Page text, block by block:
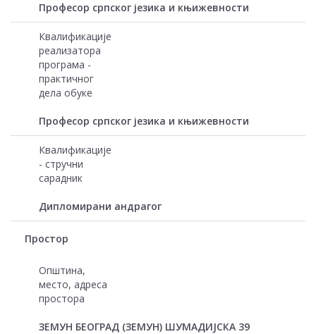
Професор српског језика и књижевности
Квалификације
реализатора
програма -
практичног
дела обуке
Професор српског језика и књижевности
Квалификације
- стручни
сарадник
Дипломирани андрагог
Простор
Општина,
место, адреса
простора
ЗЕМУН БЕОГРАД (ЗЕМУН) ШУМАДИЈСКА 39